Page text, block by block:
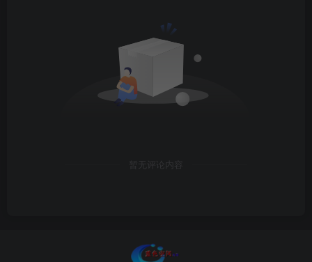
暂无评论内容